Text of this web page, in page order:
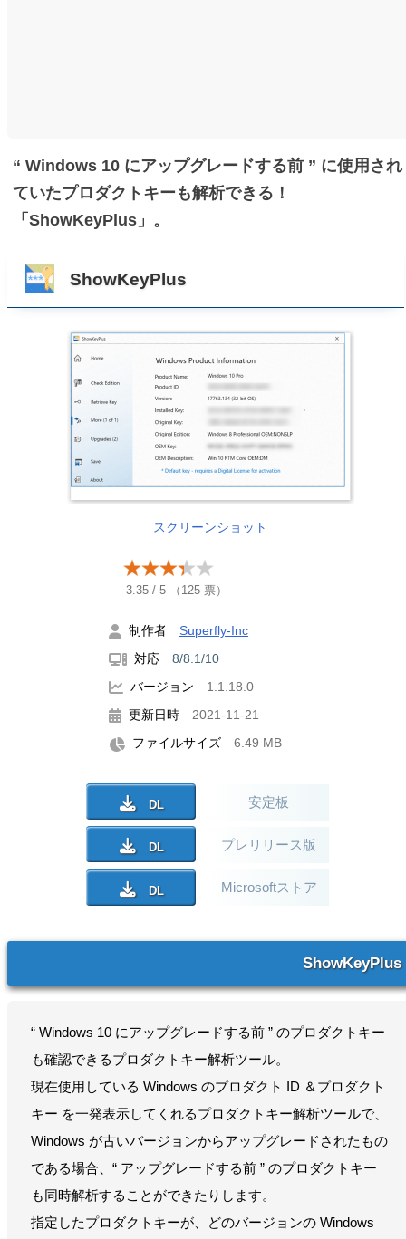
“ Windows 10 にアップグレードする前 ” に使用され
ていたプロダクトキーも解析できる！
「ShowKeyPlus」。
ShowKeyPlus
スクリーンショット
3.35 / 5 （ 125 票）
制作者 Superfly-Inc
対応 8/8.1/10
バージョン 1.1.18.0
更新日時 2021-11-21
ファイルサイズ 6.49 MB
安定板
プレリリース版
Microsoftストア
ShowKeyPlus
“ Windows 10 にアップグレードする前 ” のプロダクトキー
も確認できるプロダクトキー解析ツール。
現在使用している Windows のプロダクト ID ＆プロダクト
キー を一発表示してくれるプロダクトキー解析ツールで、
Windows が古いバージョンからアップグレードされたもの
である場合、“ アップグレードする前 ” のプロダクトキー
も同時解析することができたりします。
指定したプロダクトキーが、どのバージョンの Windows